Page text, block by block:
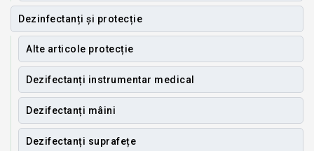
Dezinfectanți și protecție
Alte articole protecție
Dezifectanți instrumentar medical
Dezifectanți mâini
Dezifectanți suprafețe